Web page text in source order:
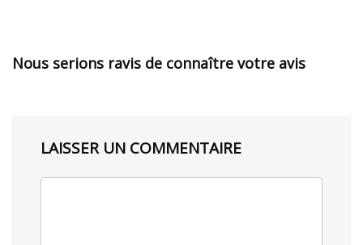
Nous serions ravis de connaître votre avis
LAISSER UN COMMENTAIRE